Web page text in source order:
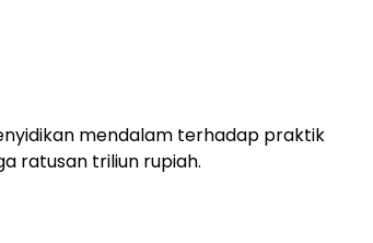
mendalam terhadap praktik
ratusan triliun rupiah.